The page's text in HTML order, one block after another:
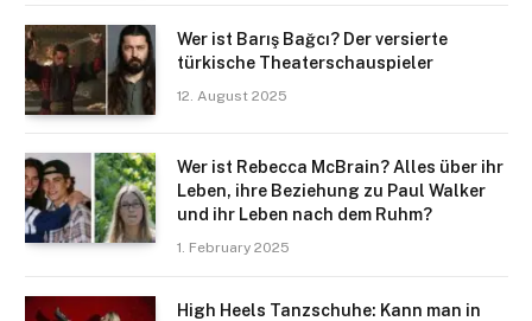
Wer ist Barış Bağcı? Der versierte
türkische Theaterschauspieler
12. August 2025
Wer ist Rebecca McBrain? Alles über ihr
Leben, ihre Beziehung zu Paul Walker
und ihr Leben nach dem Ruhm?
1. February 2025
High Heels Tanzschuhe: Kann man in